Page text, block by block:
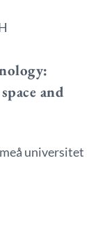
and
universitet